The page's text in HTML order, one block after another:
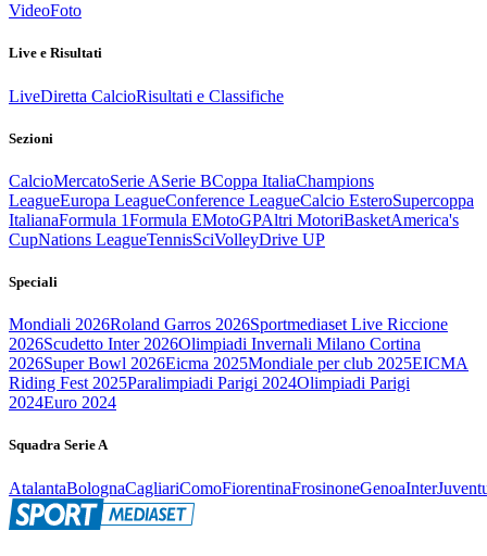
VideoFoto
Live e Risultati
LiveDiretta CalcioRisultati e Classifiche
Sezioni
CalcioMercatoSerie ASerie BCoppa ItaliaChampions
LeagueEuropa LeagueConference LeagueCalcio EsteroSupercoppa
ItalianaFormula 1Formula EMotoGPAltri MotoriBasketAmerica's
CupNations LeagueTennisSciVolleyDrive UP
Speciali
Mondiali 2026Roland Garros 2026Sportmediaset Live Riccione
2026Scudetto Inter 2026Olimpiadi Invernali Milano Cortina
2026Super Bowl 2026Eicma 2025Mondiale per club 2025EICMA
Riding Fest 2025Paralimpiadi Parigi 2024Olimpiadi Parigi
2024Euro 2024
Squadra Serie A
AtalantaBolognaCagliariComoFiorentinaFrosinoneGenoaInter